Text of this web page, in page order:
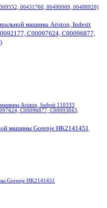
00431760, 00490069, 00488920)
машины Ariston, Indesit 110333
C00096877, C00093843,
Gorenje HK2141451